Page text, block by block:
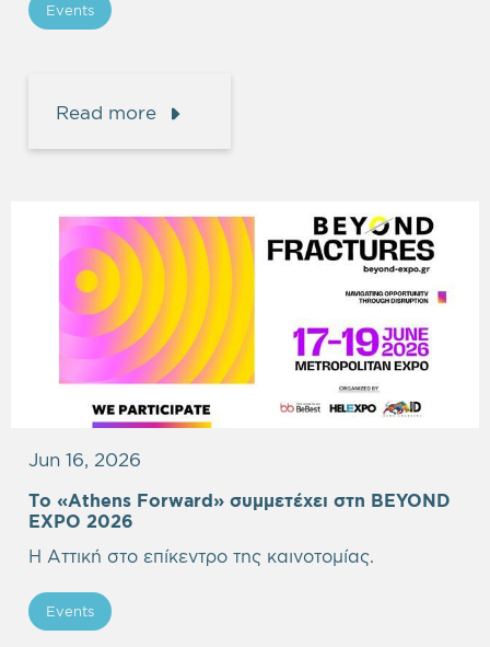
Events
Read more
Jun 16, 2026
Το «Athens Forward» συμμετέχει στη BEYOND
EXPO 2026
Η Αττική στο επίκεντρο της καινοτομίας.
Events